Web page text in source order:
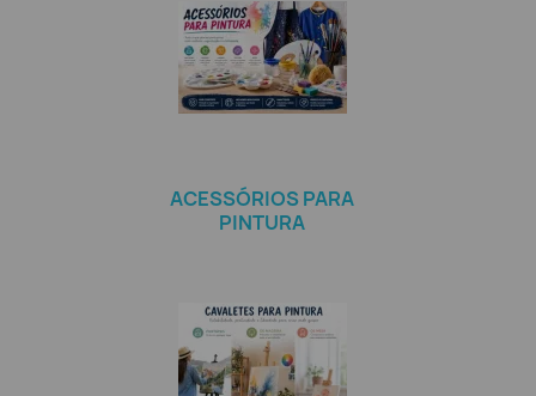
ACESSÓRIOS PARA
PINTURA